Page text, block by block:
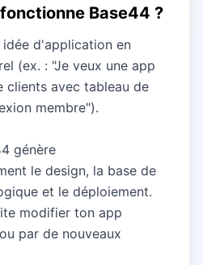
Base44 ?
d'application en
(ex. : "Je veux une app
clients avec tableau de
membre").
génère
le design, la base de
et le déploiement.
modifier ton app
par de nouveaux